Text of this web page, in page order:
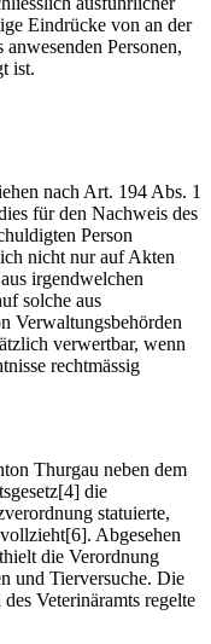
Eindrücke von an der
Personen,
ist.
nach Art. 194 Abs. 1
für den Nachweis des
Person
nicht nur auf Akten
irgendwelchen
solche aus
Verwaltungsbehörden
verwertbar, wenn
rechtmässig
Thurgau neben dem
die
statuierte,
Abgesehen
die Verordnung
und Tierversuche. Die
Veterinäramts regelte